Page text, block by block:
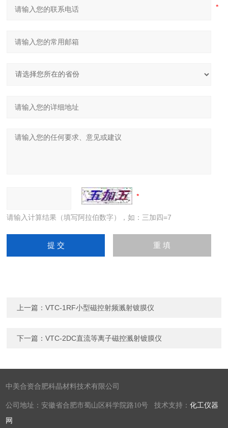
请输入计算结果（填写阿拉伯数字），如：三加四=7
上一篇：VTC-1RF小型磁控射频溅射镀膜仪
下一篇：VTC-2DC直流等离子磁控溅射镀膜仪
中美合资合肥科晶材料技术有限公司
公司地址：安徽省合肥市蜀山区科学院路10号 技术支持：化工仪器
网